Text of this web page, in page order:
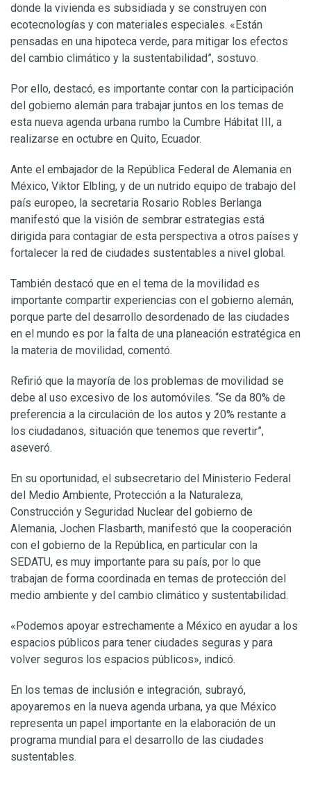
donde la vivienda es subsidiada y se construyen con
ecotecnologías y con materiales especiales. «Están
pensadas en una hipoteca verde, para mitigar los efectos
del cambio climático y la sustentabilidad”, sostuvo.
Por ello, destacó, es importante contar con la participación
del gobierno alemán para trabajar juntos en los temas de
esta nueva agenda urbana rumbo la Cumbre Hábitat III, a
realizarse en octubre en Quito, Ecuador.
Ante el embajador de la República Federal de Alemania en
México, Viktor Elbling, y de un nutrido equipo de trabajo del
país europeo, la secretaria Rosario Robles Berlanga
manifestó que la visión de sembrar estrategias está
dirigida para contagiar de esta perspectiva a otros países y
fortalecer la red de ciudades sustentables a nivel global.
También destacó que en el tema de la movilidad es
importante compartir experiencias con el gobierno alemán,
porque parte del desarrollo desordenado de las ciudades
en el mundo es por la falta de una planeación estratégica en
la materia de movilidad, comentó.
Refirió que la mayoría de los problemas de movilidad se
debe al uso excesivo de los automóviles. “Se da 80% de
preferencia a la circulación de los autos y 20% restante a
los ciudadanos, situación que tenemos que revertir”,
aseveró.
En su oportunidad, el subsecretario del Ministerio Federal
del Medio Ambiente, Protección a la Naturaleza,
Construcción y Seguridad Nuclear del gobierno de
Alemania, Jochen Flasbarth, manifestó que la cooperación
con el gobierno de la República, en particular con la
SEDATU, es muy importante para su país, por lo que
trabajan de forma coordinada en temas de protección del
medio ambiente y del cambio climático y sustentabilidad.
«Podemos apoyar estrechamente a México en ayudar a los
espacios públicos para tener ciudades seguras y para
volver seguros los espacios públicos», indicó.
En los temas de inclusión e integración, subrayó,
apoyaremos en la nueva agenda urbana, ya que México
representa un papel importante en la elaboración de un
programa mundial para el desarrollo de las ciudades
sustentables.